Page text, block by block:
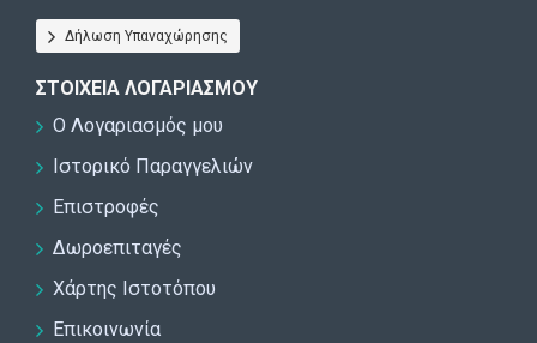
Δήλωση Υπαναχώρησης
ΣΤΟΙΧΕΊΑ ΛΟΓΑΡΙΑΣΜΟΎ
Ο Λογαριασμός μου
Ιστορικό Παραγγελιών
Επιστροφές
Δωροεπιταγές
Χάρτης Ιστοτόπου
Επικοινωνία